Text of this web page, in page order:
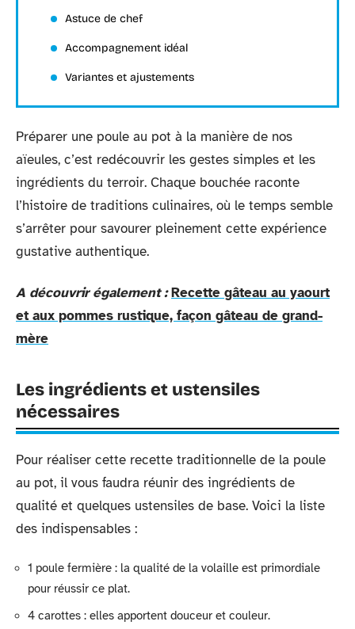
Astuce de chef
Accompagnement idéal
Variantes et ajustements
Préparer une poule au pot à la manière de nos
aïeules, c’est redécouvrir les gestes simples et les
ingrédients du terroir. Chaque bouchée raconte
l’histoire de traditions culinaires, où le temps semble
s’arrêter pour savourer pleinement cette expérience
gustative authentique.
A découvrir également : Recette gâteau au yaourt
et aux pommes rustique, façon gâteau de grand-
mère
Les ingrédients et ustensiles
nécessaires
Pour réaliser cette recette traditionnelle de la poule
au pot, il vous faudra réunir des ingrédients de
qualité et quelques ustensiles de base. Voici la liste
des indispensables :
1 poule fermière : la qualité de la volaille est primordiale
pour réussir ce plat.
4 carottes : elles apportent douceur et couleur.